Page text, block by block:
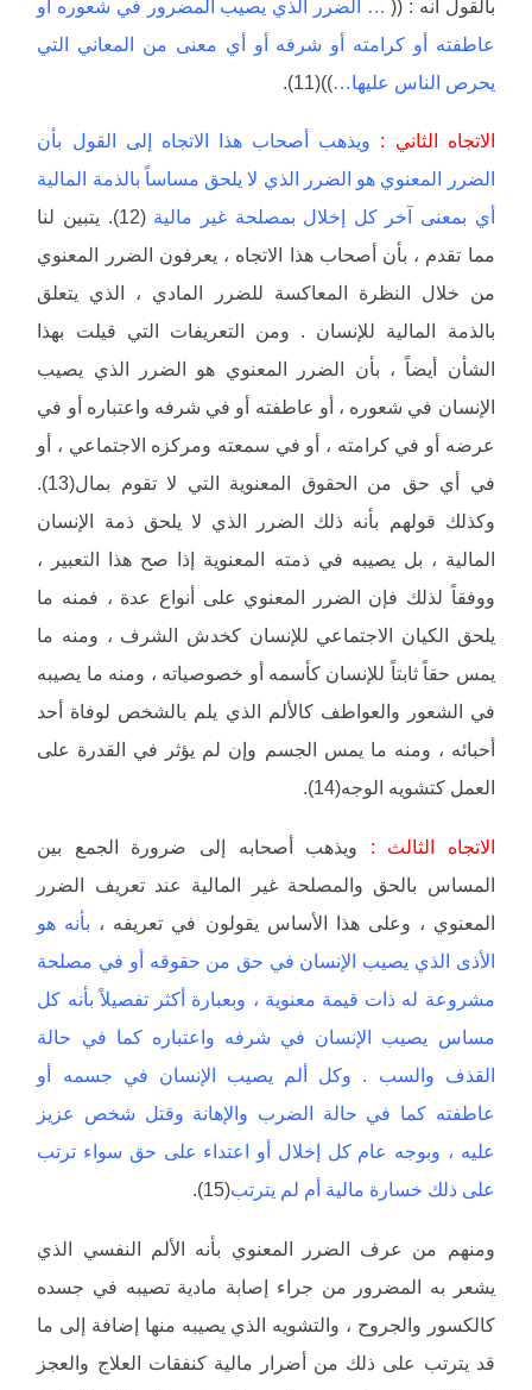
بالقول أنه : (( … الضرر الذي يصيب المضرور في شعوره أو
عاطفته أو كرامته أو شرفه أو أي معنى من المعاني التي
يحرص الناس عليها…))(11).
الاتجاه الثاني : ويذهب أصحاب هذا الاتجاه إلى القول بأن
الضرر المعنوي هو الضرر الذي لا يلحق مساساً بالذمة المالية
أي بمعنى آخر كل إخلال بمصلحة غير مالية
(12). يتبين لنا
مما تقدم ، بأن أصحاب هذا الاتجاه ، يعرفون الضرر المعنوي
من خلال النظرة المعاكسة للضرر المادي ، الذي يتعلق
بالذمة المالية للإنسان . ومن التعريفات التي قيلت بهذا
الشأن أيضاً ، بأن الضرر المعنوي هو الضرر الذي يصيب
الإنسان في شعوره ، أو عاطفته أو في شرفه واعتباره أو في
عرضه أو في كرامته ، أو في سمعته ومركزه الاجتماعي ، أو
في أي حق من الحقوق المعنوية التي لا تقوم بمال(13).
وكذلك قولهم بأنه ذلك الضرر الذي لا يلحق ذمة الإنسان
المالية ، بل يصيبه في ذمته المعنوية إذا صح هذا التعبير ،
ووفقاً لذلك فإن الضرر المعنوي على أنواع عدة ، فمنه ما
يلحق الكيان الاجتماعي للإنسان كخدش الشرف ، ومنه ما
يمس حقاً ثابتاً للإنسان كأسمه أو خصوصياته ، ومنه ما يصيبه
في الشعور والعواطف كالألم الذي يلم بالشخص لوفاة أحد
أحبائه ، ومنه ما يمس الجسم وإن لم يؤثر في القدرة على
العمل كتشويه الوجه(14).
الاتجاه الثالث : ويذهب أصحابه إلى ضرورة الجمع بين
المساس بالحق والمصلحة غير المالية عند تعريف الضرر
المعنوي ، وعلى هذا الأساس يقولون في تعريفه ، بأنه هو
الأذى الذي يصيب الإنسان في حق من حقوقه أو في مصلحة
مشروعة له ذات قيمة معنوية ، وبعبارة أكثر تفصيلاً بأنه كل
مساس يصيب الإنسان في شرفه واعتباره كما في حالة
القذف والسب . وكل ألم يصيب الإنسان في جسمه أو
عاطفته كما في حالة الضرب والإهانة وقتل شخص عزيز
عليه ، وبوجه عام كل إخلال أو اعتداء على حق سواء ترتب
على ذلك خسارة مالية أم لم يترتب(15).
ومنهم من عرف الضرر المعنوي بأنه الألم النفسي الذي
يشعر به المضرور من جراء إصابة مادية تصيبه في جسده
كالكسور والجروح ، والتشويه الذي يصيبه منها إضافة إلى ما
قد يترتب على ذلك من أضرار مالية كنفقات العلاج والعجز